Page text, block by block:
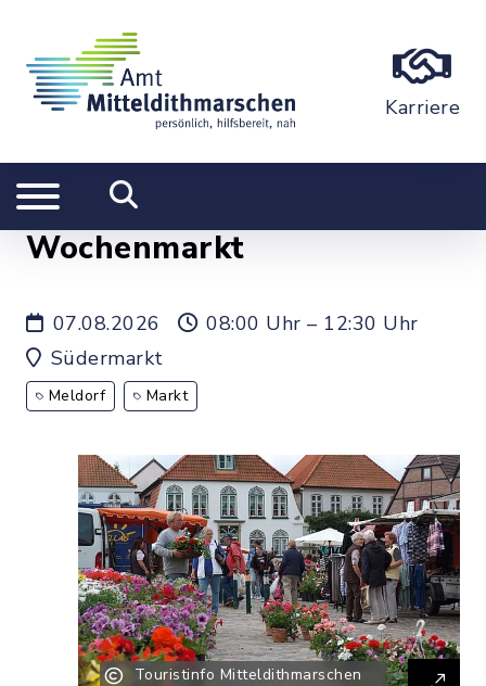
Karriere
Wochenmarkt
07.08.2026
08:00 Uhr – 12:30 Uhr
Südermarkt
Meldorf Markt
Touristinfo Mitteldithmarschen